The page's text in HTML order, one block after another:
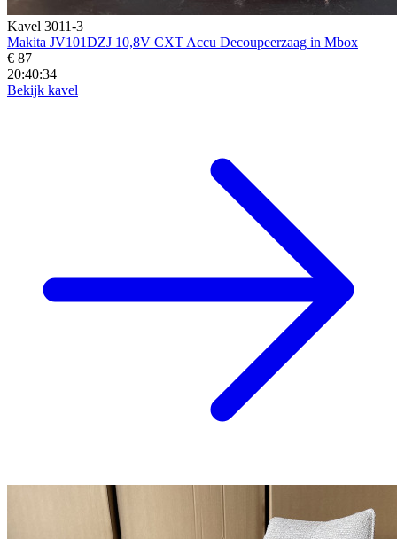
Kavel 3011-3
Makita JV101DZJ 10,8V CXT Accu Decoupeerzaag in Mbox
€ 87
20:40:33
Bekijk kavel